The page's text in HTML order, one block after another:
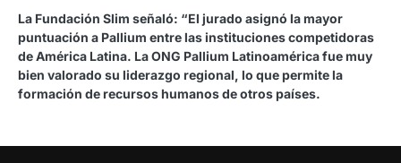
La Fundación Slim señaló: “El jurado asignó la mayor
puntuación a Pallium entre las instituciones competidoras
de América Latina. La ONG Pallium Latinoamérica fue muy
bien valorado su liderazgo regional, lo que permite la
formación de recursos humanos de otros países.